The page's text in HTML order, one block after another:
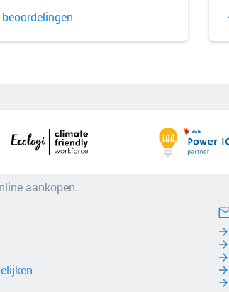
aankopen.